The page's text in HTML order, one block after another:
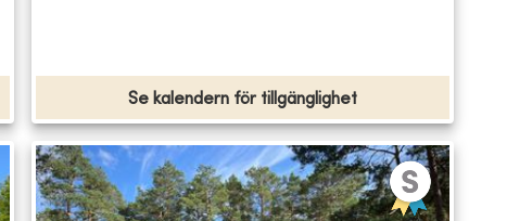
Se kalendern för tillgänglighet